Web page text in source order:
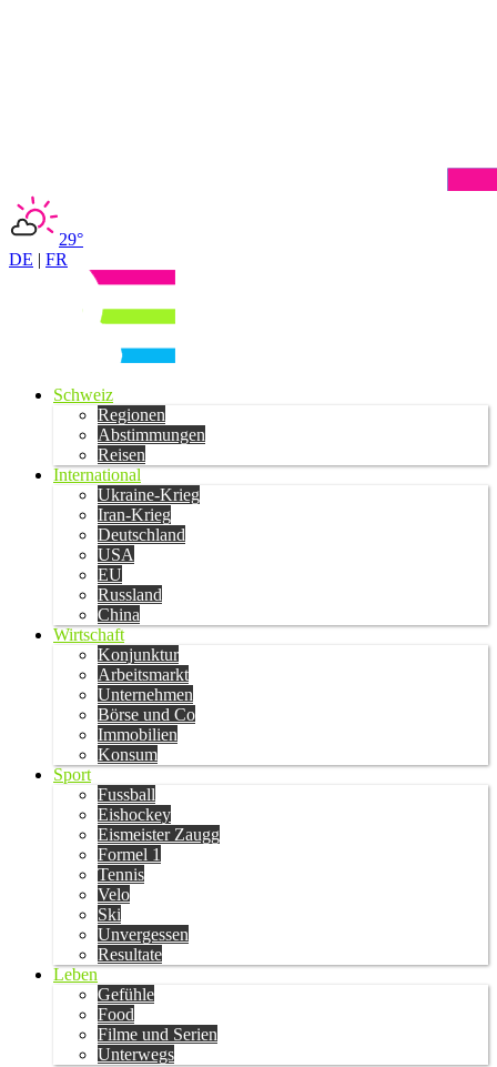
29°
DE | FR
Schweiz
Regionen
Abstimmungen
Reisen
International
Ukraine-Krieg
Iran-Krieg
Deutschland
USA
EU
Russland
China
Wirtschaft
Konjunktur
Arbeitsmarkt
Unternehmen
Börse und Co
Immobilien
Konsum
Sport
Fussball
Eishockey
Eismeister Zaugg
Formel 1
Tennis
Velo
Ski
Unvergessen
Resultate
Leben
Gefühle
Food
Filme und Serien
Unterwegs